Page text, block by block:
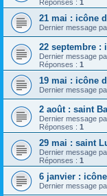
Réponses : 1
21 mai : icône
Dernier message
22 septembre :
Dernier message
Réponses : 1
19 mai : icône
Dernier message
2 août : saint
Dernier message
Réponses : 1
29 mai : saint
Dernier message
Réponses : 1
6 janvier :
Dernier message